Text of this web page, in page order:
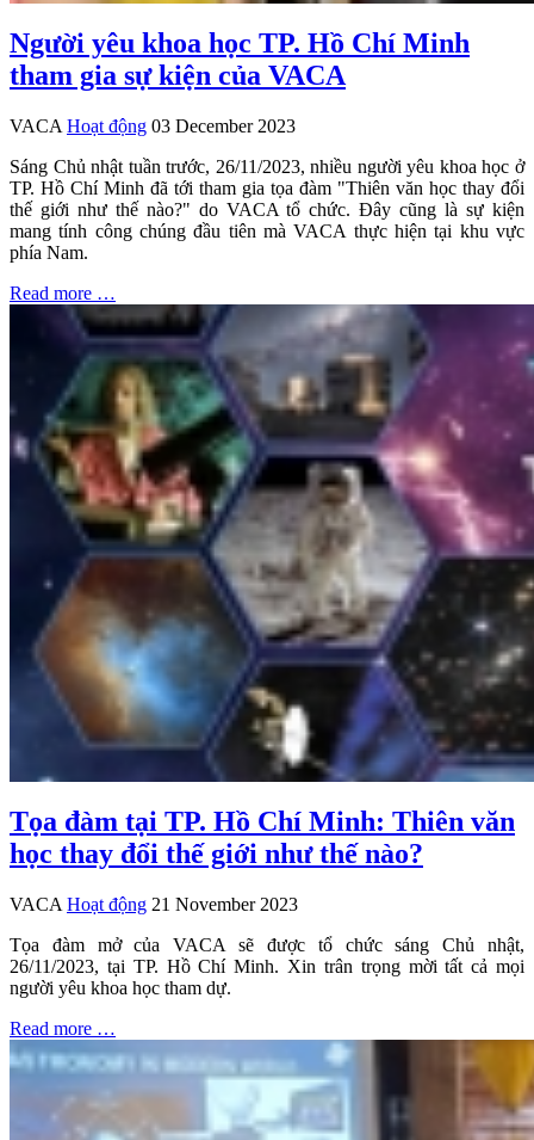
Người yêu khoa học TP. Hồ Chí Minh
tham gia sự kiện của VACA
VACA Hoạt động 03 December 2023
Sáng Chủ nhật tuần trước, 26/11/2023, nhiều người yêu khoa học ở
TP. Hồ Chí Minh đã tới tham gia tọa đàm "Thiên văn học thay đổi
thế giới như thế nào?" do VACA tổ chức. Đây cũng là sự kiện
mang tính công chúng đầu tiên mà VACA thực hiện tại khu vực
phía Nam.
Read more …
Tọa đàm tại TP. Hồ Chí Minh: Thiên văn
học thay đổi thế giới như thế nào?
VACA Hoạt động 21 November 2023
Tọa đàm mở của VACA sẽ được tổ chức sáng Chủ nhật,
26/11/2023, tại TP. Hồ Chí Minh. Xin trân trọng mời tất cả mọi
người yêu khoa học tham dự.
Read more …